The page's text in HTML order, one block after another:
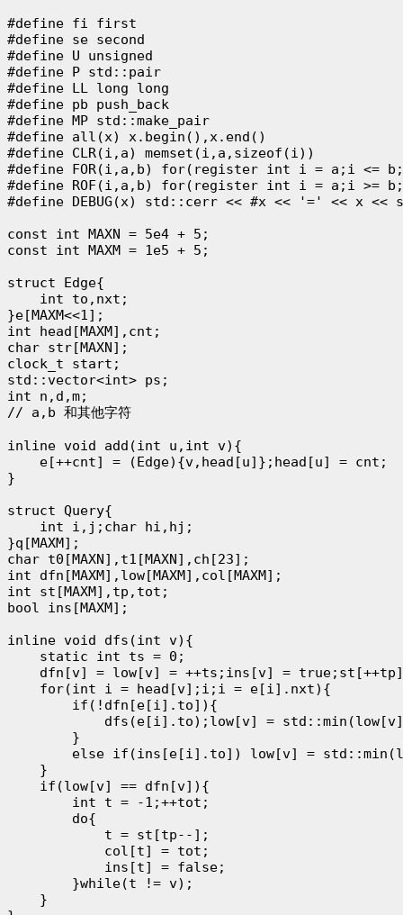
#define fi first
#define se second
#define U unsigned
#define P std::pair
#define LL long long
#define pb push_back
#define MP std::make_pair
#define all(x) x.begin(),x.end()
#define CLR(i,a) memset(i,a,sizeof(i))
#define FOR(i,a,b) for(register int i = a;i <=
#define ROF(i,a,b) for(register int i = a;i >=
#define DEBUG(x) std::cerr << #x << '=' << x <<
const int MAXN = 5e4 + 5;
const int MAXM = 1e5 + 5;
struct Edge{
    int to,nxt;
}e[MAXM<<1];
int head[MAXM],cnt;
char str[MAXN];
clock_t start;
std::vector<int> ps;
int n,d,m;
// a,b 和其他字符
inline void add(int u,int v){
    e[++cnt] = (Edge){v,head[u]};head[u] = cnt;
}
struct Query{
    int i,j;char hi,hj;
}q[MAXM];
char t0[MAXN],t1[MAXN],ch[23];
int dfn[MAXM],low[MAXM],col[MAXM];
int st[MAXM],tp,tot;
bool ins[MAXM];
inline void dfs(int v){
    static int ts = 0;
dfn[v] = low[v] = ++ts;ins[v] =
    for(int i = head[v];i;i = e[i].nxt){
        if(!dfn[e[i].to]){
dfs(e[i].to);low[v] =
        }
else if(ins[e[i].to]) low[v] =
    }
    if(low[v] == dfn[v]){
        int t = -1;++tot;
        do{
            t = st[tp--];
            col[t] = tot;
            ins[t] = false;
        }while(t != v);
    }